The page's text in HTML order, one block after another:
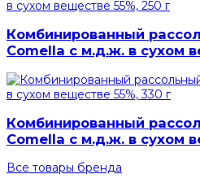
Комбинированный
Comella с м.д.ж. в сухом
Комбинированный
Comella с м.д.ж. в сухом
Все товары бренда